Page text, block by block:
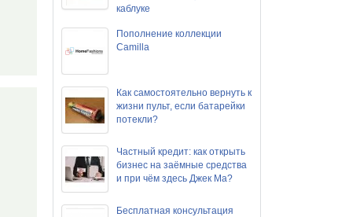
каблуке
Пополнение коллекции
Camilla
Как самостоятельно вернуть к
жизни пульт, если батарейки
потекли?
Частный кредит: как открыть
бизнес на заёмные средства
и при чём здесь Джек Ма?
Бесплатная консультация